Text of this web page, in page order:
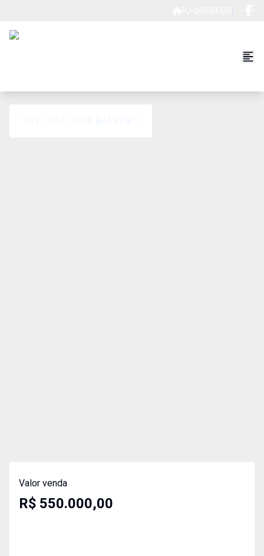
Valor venda
R$ 550.000,00